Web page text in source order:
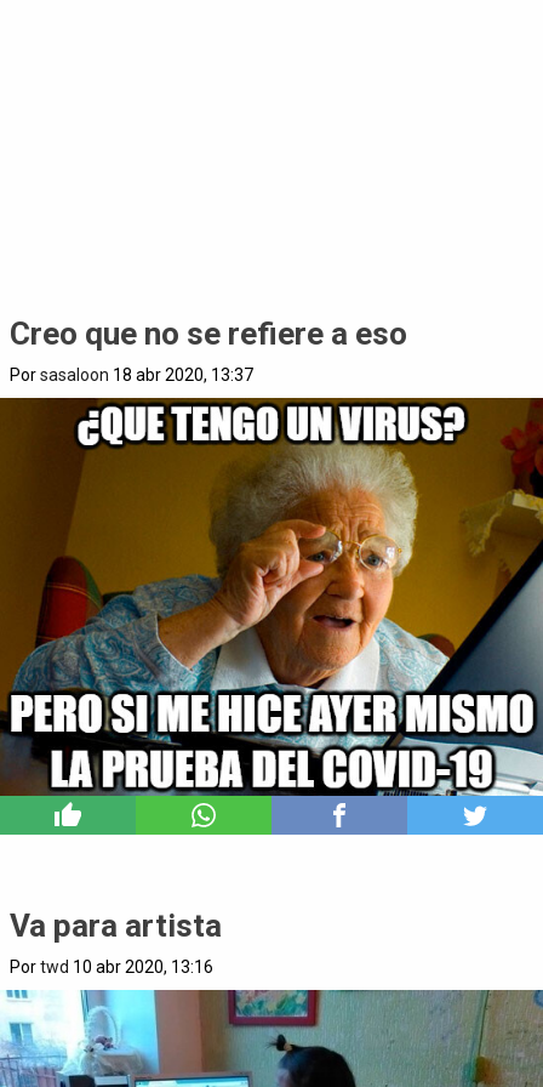
Creo que no se refiere a eso
Porsasaloon 18 abr 2020, 13:37
Va para artista
Portwd 10 abr 2020, 13:16